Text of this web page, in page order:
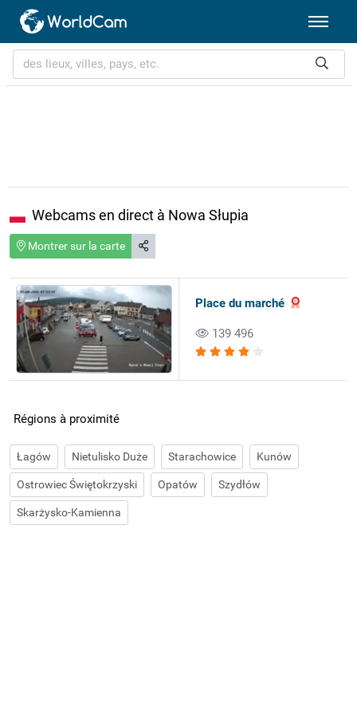
Webcams en direct à Nowa Słupia
Montrer sur la carte
Place du marché
139 496
Régions à proximité
Łagów Nietulisko Duże Starachowice Kunów
Ostrowiec Świętokrzyski Opatów Szydłów
Skarżysko-Kamienna